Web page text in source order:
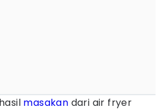
masakan dari air fryer